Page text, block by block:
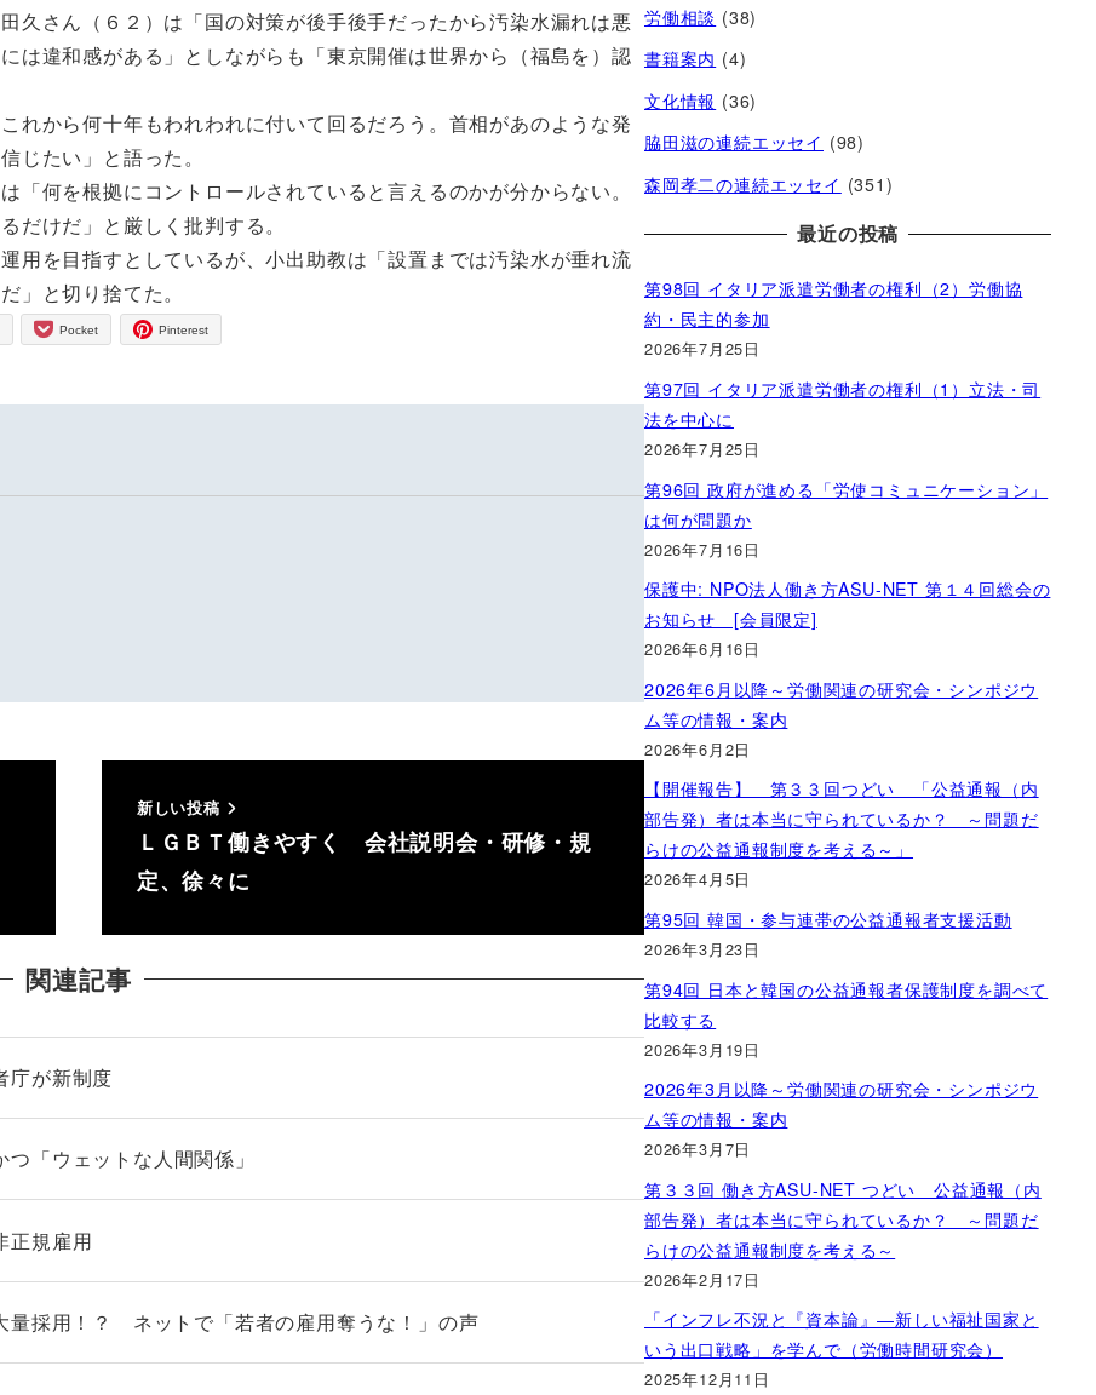
久さん（６２）は「国の対策が後手後手だったから汚染水漏れは悪
は違和感がある」としながらも「東京開催は世界から（福島を）認
れから何十年もわれわれに付いて回るだろう。首相があのような発
じたい」と語った。
何を根拠にコントロールされていると言えるのかが分からない。
だけだ」と厳しく批判する。
用を目指すとしているが、小出助教は「設置までは汚染水が垂れ流
」と切り捨てた。
Pocket Pinterest
新しい投稿
ＬＧＢＴ働きやすく 会社説明会・研修・規
定、徐々に
関連記事
が新制度
「ウェットな人間関係」
正規雇用
量採用！？ ネットで「若者の雇用奪うな！」の声
労働相談 (38)
書籍案内 (4)
文化情報 (36)
脇田滋の連続エッセイ (98)
森岡孝二の連続エッセイ (351)
最近の投稿
第98回 イタリア派遣労働者の権利（2）労働協
約・民主的参加
2026年7月25日
第97回 イタリア派遣労働者の権利（1）立法・司
法を中心に
2026年7月25日
第96回 政府が進める「労使コミュニケーション」
は何が問題か
2026年7月16日
保護中: NPO法人働き方ASU-NET 第１４回総会の
お知らせ [会員限定]
2026年6月16日
2026年6月以降～労働関連の研究会・シンポジウ
ム等の情報・案内
2026年6月2日
【開催報告】 第３３回つどい 「公益通報（内
部告発）者は本当に守られているか？ ～問題だ
らけの公益通報制度を考える～」
2026年4月5日
第95回 韓国・参与連帯の公益通報者支援活動
2026年3月23日
第94回 日本と韓国の公益通報者保護制度を調べて
比較する
2026年3月19日
2026年3月以降～労働関連の研究会・シンポジウ
ム等の情報・案内
2026年3月7日
第３３回 働き方ASU-NET つどい 公益通報（内
部告発）者は本当に守られているか？ ～問題だ
らけの公益通報制度を考える～
2026年2月17日
「インフレ不況と『資本論』―新しい福祉国家と
いう出口戦略」を学んで（労働時間研究会）
2025年12月11日